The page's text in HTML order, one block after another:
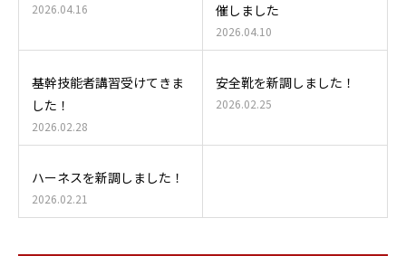
2026.04.16
催しました
2026.04.10
基幹技能者講習受けてきま
した！
2026.02.28
安全靴を新調しました！
2026.02.25
ハーネスを新調しました！
2026.02.21